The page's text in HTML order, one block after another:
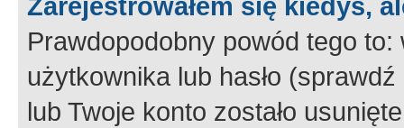
Prawdopodobny powód tego to:
użytkownika lub hasło
lub Twoje konto zostało